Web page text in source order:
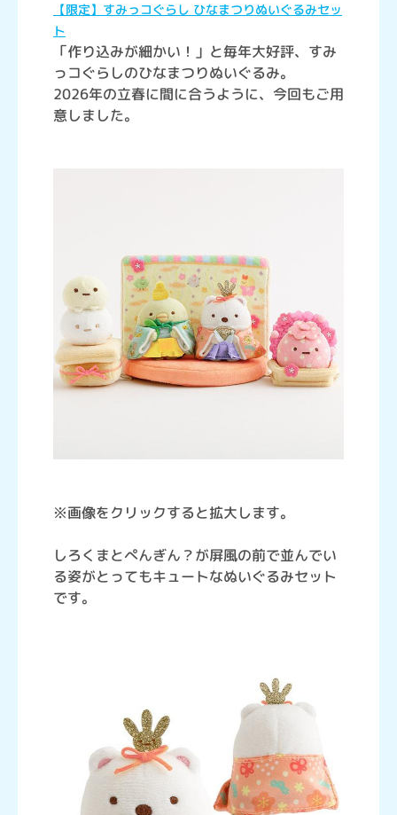
【限定】すみっコぐらし ひなまつりぬいぐるみセッ
ト
「作り込みが細かい！」と毎年大好評、すみ
っコぐらしのひなまつりぬいぐるみ。
2026年の立春に間に合うように、今回もご用
意しました。
※画像をクリックすると拡大します。
しろくまとぺんぎん？が屏風の前で並んでい
る姿がとってもキュートなぬいぐるみセット
です。